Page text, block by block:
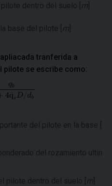
dentro del suelo [ m
base del pilote [ m
tranferida a
pilote se escribe como:
del pilote en la base [
del rozamiento ultimo
pilote dentro del suelo [ m